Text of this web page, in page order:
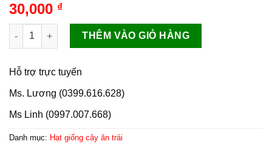
30,000 ₫
Hạt giống dâu tây đỏ mùa hè số lượng
THÊM VÀO GIỎ HÀNG
Hỗ trợ trực tuyến
Ms. Lương (0399.616.628)
Ms Linh (0997.007.668)
Danh mục: Hạt giống cây ăn trái